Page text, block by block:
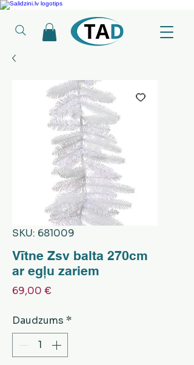
Ledusskapji, Sadzīves tehnika, Smaržas,
SKU: 681009
Vītne Zsv balta 270cm
ar egļu zariem
69,00 €
Daudzums *